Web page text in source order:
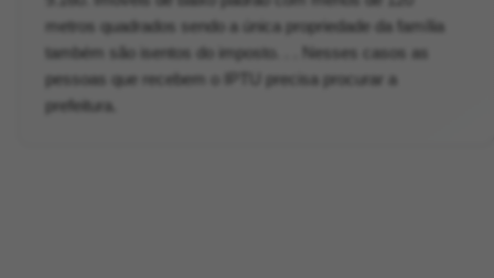
metros quadrados sendo a única propriedade da família
também são isentos do imposto. . . Nesses casos as
pessoas que recebem o IPTU precisa procurar a
prefeitura.